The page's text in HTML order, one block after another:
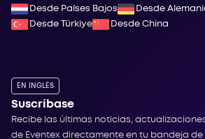
Desde Países Bajos
Desde
Desde Türkiye
Desde China
EN INGLÉS
Suscríbase
Recibe las últimas noticias,
de Eventex directamente en tu bandeja de